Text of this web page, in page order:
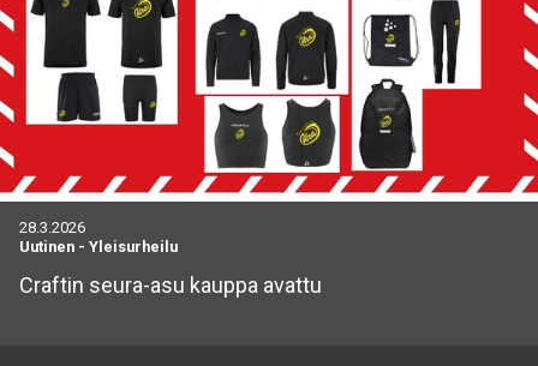
28.3.2026
Uutinen - Yleisurheilu
Craftin seura-asu kauppa avattu